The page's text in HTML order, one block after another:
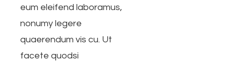
eum eleifend laboramus,
nonumy legere
quaerendum vis cu. Ut
facete quodsi